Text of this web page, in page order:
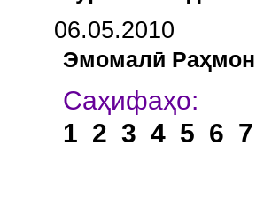
06.05.2010
Эмомалӣ Раҳмон
1 2 3 4 5 6 7